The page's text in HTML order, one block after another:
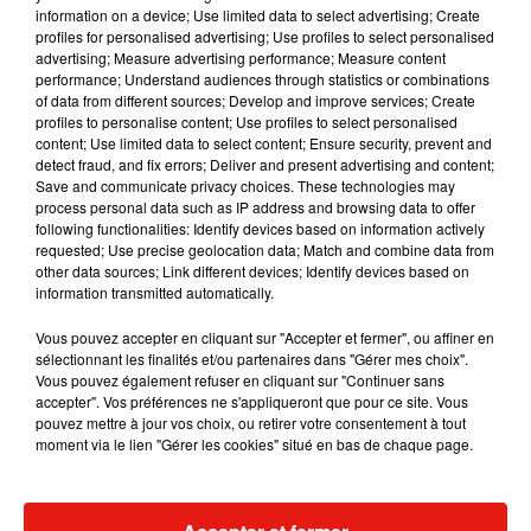
information on a device; Use limited data to select advertising; Create
profiles for personalised advertising; Use profiles to select personalised
advertising; Measure advertising performance; Measure content
performance; Understand audiences through statistics or combinations
of data from different sources; Develop and improve services; Create
profiles to personalise content; Use profiles to select personalised
content; Use limited data to select content; Ensure security, prevent and
detect fraud, and fix errors; Deliver and present advertising and content;
Save and communicate privacy choices. These technologies may
process personal data such as IP address and browsing data to offer
following functionalities: Identify devices based on information actively
requested; Use precise geolocation data; Match and combine data from
other data sources; Link different devices; Identify devices based on
information transmitted automatically.
Vous pouvez accepter en cliquant sur "Accepter et fermer", ou affiner en
sélectionnant les finalités et/ou partenaires dans "Gérer mes choix".
Vous pouvez également refuser en cliquant sur "Continuer sans
accepter". Vos préférences ne s'appliqueront que pour ce site. Vous
pouvez mettre à jour vos choix, ou retirer votre consentement à tout
moment via le lien "Gérer les cookies" situé en bas de chaque page.